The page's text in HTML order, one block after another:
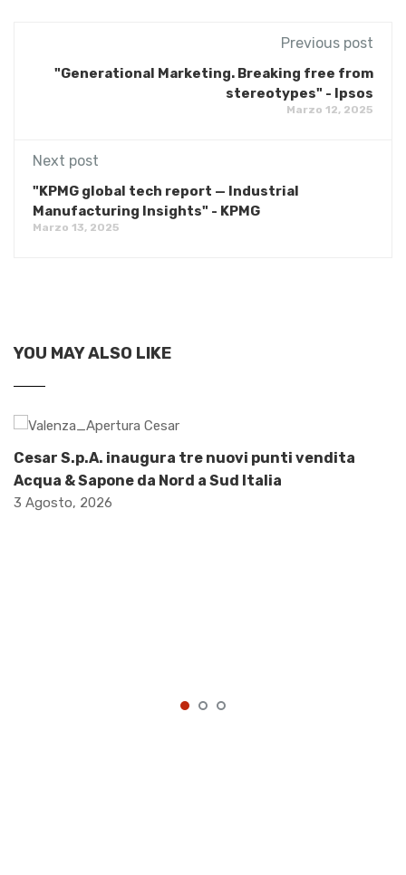
Previous post
"Generational Marketing. Breaking free from
stereotypes" - Ipsos
Marzo 12, 2025
Next post
"KPMG global tech report — Industrial
Manufacturing Insights" - KPMG
Marzo 13, 2025
YOU MAY ALSO LIKE
Cesar S.p.A. inaugura tre nuovi punti vendita
Acqua & Sapone da Nord a Sud Italia
3 Agosto, 2026